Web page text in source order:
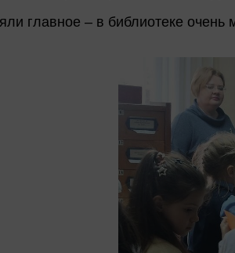
главное – в библиотеке очень